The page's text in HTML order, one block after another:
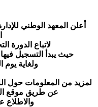
لاتباع الدورة
حيث يبدأ التسجيل فيها
ولغاية يوم
لمزيد من المعلومات حول
عن طريق موقع
والاطلاع